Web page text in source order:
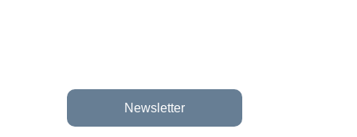
Newsletter